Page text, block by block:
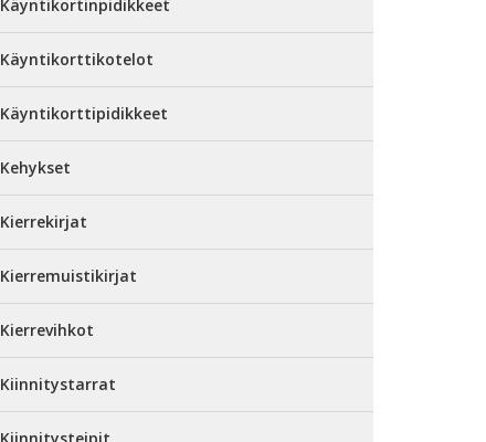
Käyntikortinpidikkeet
Käyntikorttikotelot
Käyntikorttipidikkeet
Kehykset
Kierrekirjat
Kierremuistikirjat
Kierrevihkot
Kiinnitystarrat